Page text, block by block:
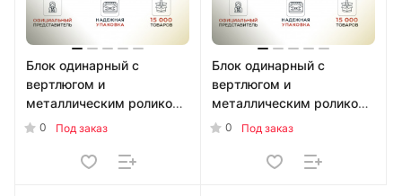
Блок одинарный с
вертлюгом и
металлическим роликом
25 мм (d7) 00000005274
0 Под заказ
Блок одинарный с
вертлюгом и
металлическим роликом
15 мм (d5) 00000005321
0 Под заказ